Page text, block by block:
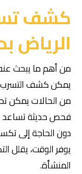
كشف
الرياض
من أهم ما يبحث
يمكن كشف التسرب
من الحالات يمكن
فحص حديثة تساعد
دون الحاجة إلى
يوفر الوقت، يقلل
المنشأة.